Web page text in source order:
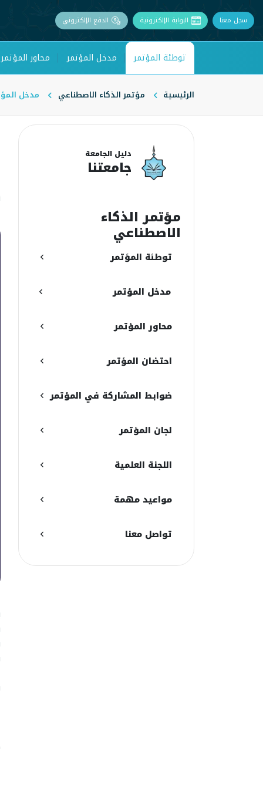
سجل معنا البوابة الإلكترونية الدفع الإلكتروني
توطئة المؤتمر مدخل المؤتمر محاور المؤتمر
الرئيسية مؤتمر الذكاء الاصطناعي مدخل
دليل الجامعة
جامعتنا
مؤتمر الذكاء
الاصطناعي
توطئة المؤتمر
مدخل المؤتمر
محاور المؤتمر
احتضان المؤتمر
ضوابط المشاركة في المؤتمر
لجان المؤتمر
اللجنة العلمية
مواعيد مهمة
تواصل معنا